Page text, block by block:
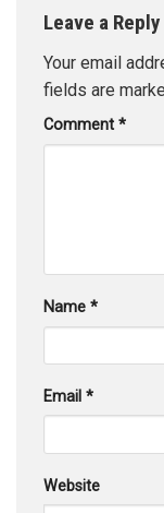
Leave a Reply
Your email
fields are
Comment *
Name *
Email *
Website